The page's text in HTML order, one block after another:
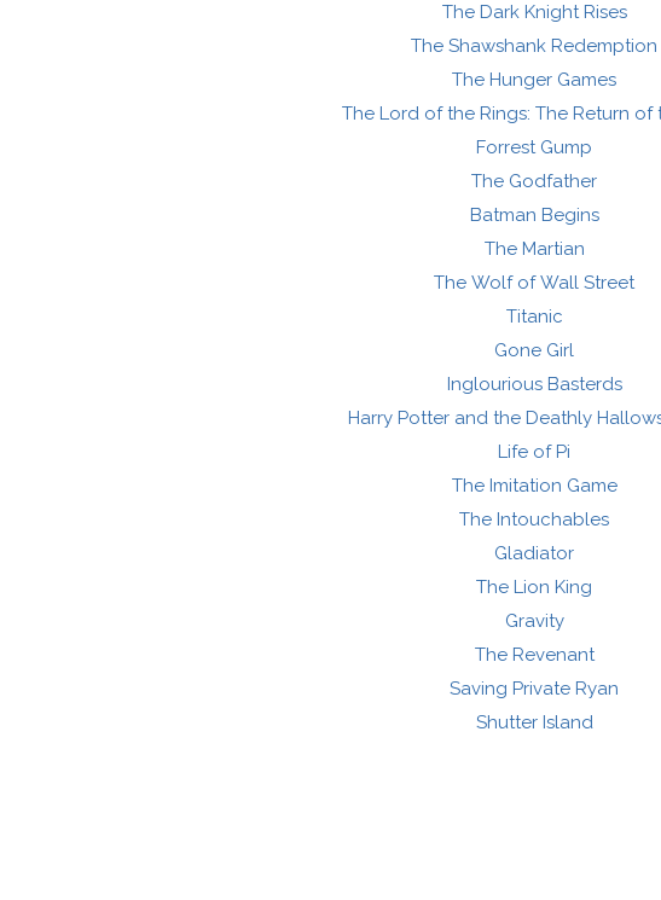
The Dark Knight Rises
The Shawshank Redemption
The Hunger Games
The Lord of the Rings: The Return of
Forrest Gump
The Godfather
Batman Begins
The Martian
The Wolf of Wall Street
Titanic
Gone Girl
Inglourious Basterds
Harry Potter and the Deathly
Life of Pi
The Imitation Game
The Intouchables
Gladiator
The Lion King
Gravity
The Revenant
Saving Private Ryan
Shutter Island